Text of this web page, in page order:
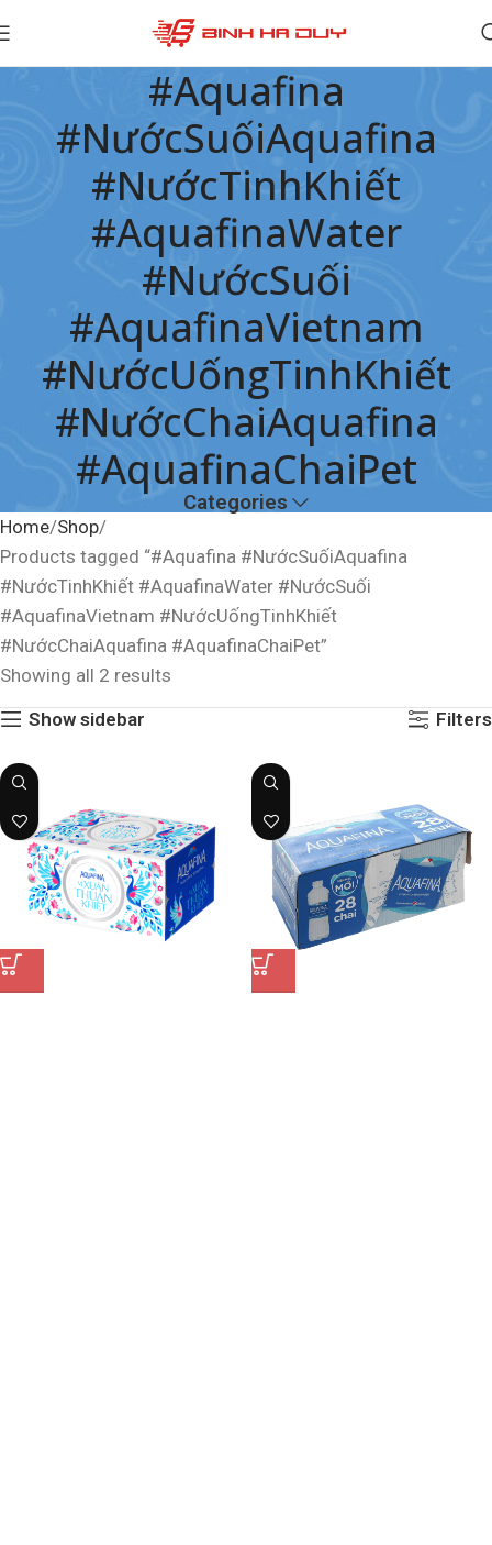
#Aquafina
#NướcSuốiAquafina
#NướcTinhKhiết
#AquafinaWater
#NướcSuối
#AquafinaVietnam
#NướcUốngTinhKhiết
#NướcChaiAquafina
#AquafinaChaiPet
Categories
Home Shop
Products tagged “#Aquafina #NướcSuốiAquafina
#NướcTinhKhiết #AquafinaWater #NướcSuối
#AquafinaVietnam #NướcUốngTinhKhiết
#NướcChaiAquafina #AquafinaChaiPet”
Showing all 2 results
Show sidebar
Filters